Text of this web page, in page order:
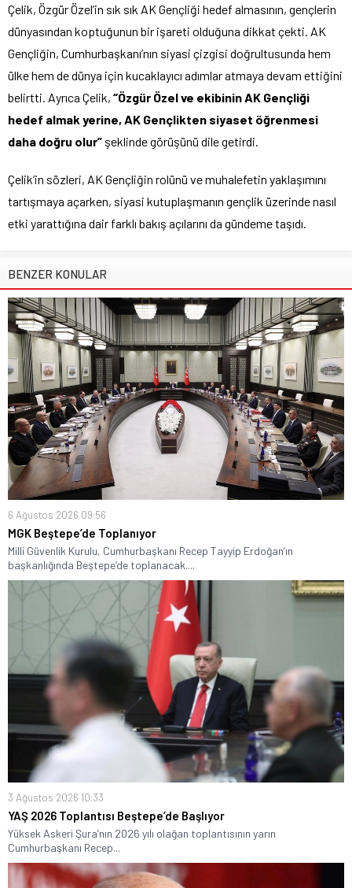
Çelik, Özgür Özel’in sık sık AK Gençliği hedef almasının, gençlerin
dünyasından koptuğunun bir işareti olduğuna dikkat çekti. AK
Gençliğin, Cumhurbaşkanı’nın siyasi çizgisi doğrultusunda hem
ülke hem de dünya için kucaklayıcı adımlar atmaya devam ettiğini
belirtti. Ayrıca Çelik, “Özgür Özel ve ekibinin AK Gençliği
hedef almak yerine, AK Gençlikten siyaset öğrenmesi
daha doğru olur” şeklinde görüşünü dile getirdi.
Çelik’in sözleri, AK Gençliğin rolünü ve muhalefetin yaklaşımını
tartışmaya açarken, siyasi kutuplaşmanın gençlik üzerinde nasıl
etki yarattığına dair farklı bakış açılarını da gündeme taşıdı.
BENZER KONULAR
6 Ağustos 2026 09:56
MGK Beştepe’de Toplanıyor
Milli Güvenlik Kurulu, Cumhurbaşkanı Recep Tayyip Erdoğan’ın
başkanlığında Beştepe’de toplanacak....
3 Ağustos 2026 10:33
YAŞ 2026 Toplantısı Beştepe’de Başlıyor
Yüksek Askeri Şura’nın 2026 yılı olağan toplantısının yarın
Cumhurbaşkanı Recep...